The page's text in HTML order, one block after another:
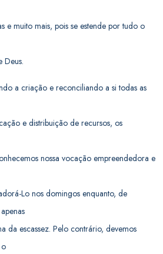
e muito mais, pois se estende por tudo o
Deus.
a criação e reconciliando a si todas as
e distribuição de recursos, os
nossa vocação empreendedora e
Lo nos domingos enquanto, de
da escassez. Pelo contrário, devemos